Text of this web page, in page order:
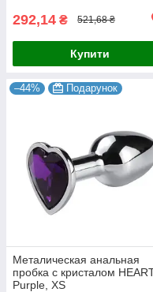
292,14 ₴ 521,68 ₴
Купити
–44% Подарунок
Металическая анальная
пробка с кристалом
Purple, XS